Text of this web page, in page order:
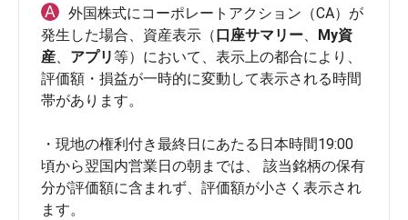
A
外国株式にコーポレートアクション（CA）が
発生した場合、資産表示（口座サマリー、 My資
産、 アプリ等）において、表示上の都合により、
評価額・損益が一時的に変動して表示される時間
帯があります。
・現地の権利付き最終日にあたる日本時間19:00
頃から翌国内営業日の朝までは、 該当銘柄の保有
分が評価額に含まれず、評価額が小さく表示され
ます。